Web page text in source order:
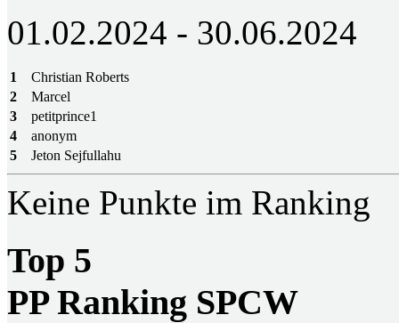
01.02.2024 - 30.06.2024
1
Christian Roberts
2
Marcel
3
petitprince1
4
anonym
5
Jeton Sejfullahu
Keine Punkte im Ranking
Top 5
PP Ranking SPCW